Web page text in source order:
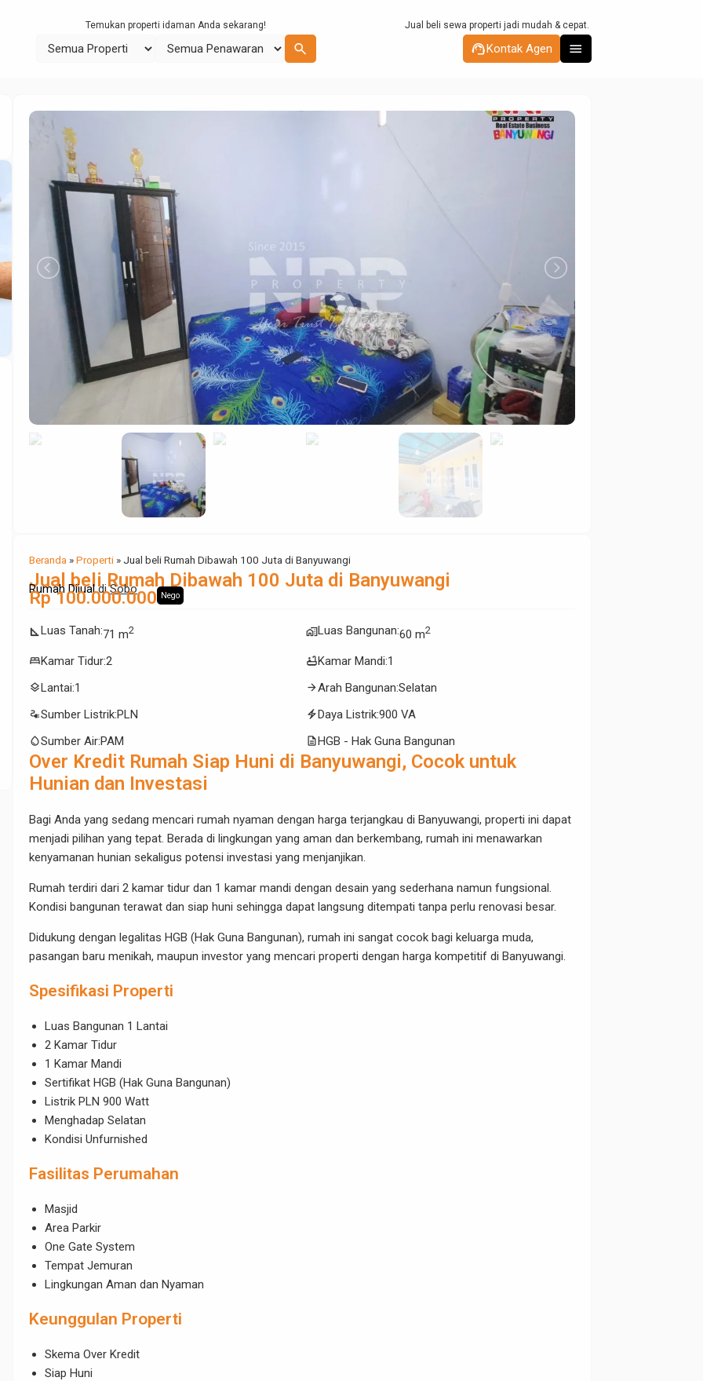
Temukan properti idaman Anda sekarang!
search
Jual beli sewa properti
support_agentKontak Agen menu
Beranda »Properti » Jual beli Rumah Dibawah 100 Juta di Banyuwangi
Jual beli Rumah Dibawah 100 Juta di Banyuwangi
Rumah Dijual diSobo
Rp 100.000.000 Nego
square_footLuas Tanah:71 m2 maps_home_workLuas Bangunan:60 m2
bedKamar Tidur:2 bathtubKamar Mandi:1
layersLantai:1 arrow_forwardArah Bangunan:Selatan
electrical_servicesSumber Listrik:PLN electric_boltDaya Listrik:900 VA
water_dropSumber Air:PAM descriptionHGB - Hak Guna Bangunan
Over Kredit Rumah Siap Huni di Banyuwangi, Cocok untuk
Hunian dan Investasi
Bagi Anda yang sedang mencari rumah nyaman dengan harga terjangkau di Banyuwangi, properti ini dapat
menjadi pilihan yang tepat. Berada di lingkungan yang aman dan berkembang, rumah ini menawarkan
kenyamanan hunian sekaligus potensi investasi yang menjanjikan.
Rumah terdiri dari 2 kamar tidur dan 1 kamar mandi dengan desain yang sederhana namun fungsional.
Kondisi bangunan terawat dan siap huni sehingga dapat langsung ditempati tanpa perlu renovasi besar.
Didukung dengan legalitas HGB (Hak Guna Bangunan), rumah ini sangat cocok bagi keluarga muda,
pasangan baru menikah, maupun investor yang mencari properti dengan harga kompetitif di Banyuwangi.
Spesifikasi Properti
Luas Bangunan 1 Lantai
2 Kamar Tidur
1 Kamar Mandi
Sertifikat HGB (Hak Guna Bangunan)
Listrik PLN 900 Watt
Menghadap Selatan
Kondisi Unfurnished
Fasilitas Perumahan
Masjid
Area Parkir
One Gate System
Tempat Jemuran
Lingkungan Aman dan Nyaman
Keunggulan Properti
Skema Over Kredit
Siap Huni